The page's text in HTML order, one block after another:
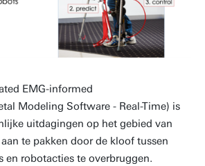
EMG-informed
Modeling Software - Real-Time) is
uitdagingen op het gebied van
te pakken door de kloof tussen
en robotacties te overbruggen.